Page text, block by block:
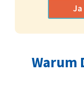
Ja
Warum